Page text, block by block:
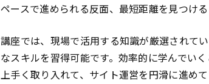
ペースで進められる反面、最短距離を見つけ
講座では、現場で活用する知識が厳選されて
なスキルを習得可能です。効率的に学んでい
上手く取り入れて、サイト運営を円滑に進めて